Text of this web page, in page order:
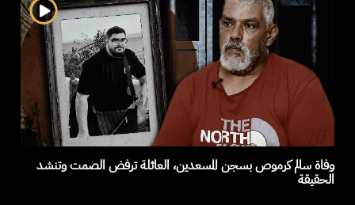
وفاة سالم كرموص بسجن المسعدين، العائلة ترفض الصمت وتنشد
الحقيقة